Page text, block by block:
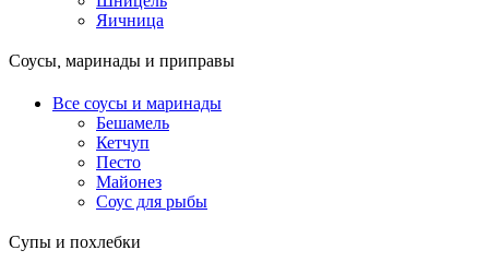
Яичница
Соусы, маринады и приправы
Все соусы и маринады
Бешамель
Кетчуп
Песто
Майонез
Соус для рыбы
Супы и похлебки